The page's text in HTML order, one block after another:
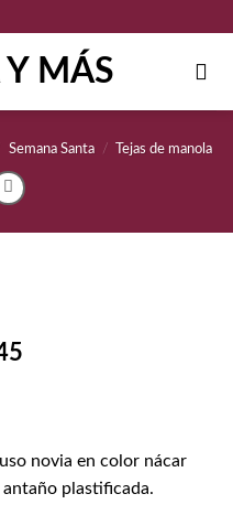
Semana Santa / Tejas de manola
novia en color nácar
plastificada.